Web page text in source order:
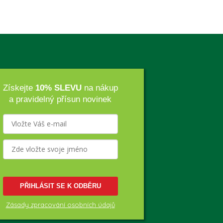
Získejte 10% SLEVUna nákup
a pravidelný přísun novinek
PŘIHLÁSIT SE K ODBĚRU
Zásady zpracování osobních údajů